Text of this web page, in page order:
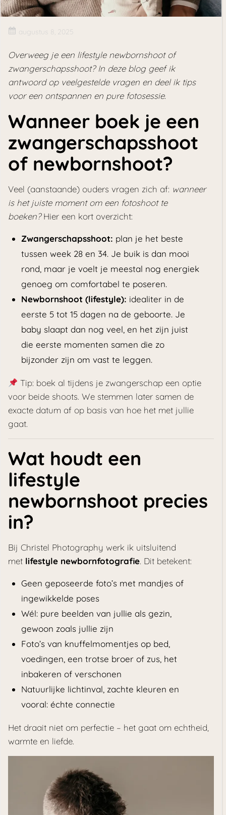
augustus 8, 2025
Overweeg je een lifestyle newbornshoot of
zwangerschapsshoot? In deze blog geef ik
antwoord op veelgestelde vragen en deel ik tips
voor een ontspannen en pure fotosessie.
Wanneer boek je een
zwangerschapsshoot
of newbornshoot?
Veel (aanstaande) ouders vragen zich af: wanneer
is het juiste moment om een fotoshoot te
boeken?Hier een kort overzicht:
Zwangerschapsshoot: plan je het beste
tussen week 28 en 34. Je buik is dan mooi
rond, maar je voelt je meestal nog energiek
genoeg om comfortabel te poseren.
Newbornshoot (lifestyle): idealiter in de
eerste 5 tot 15 dagen na de geboorte. Je
baby slaapt dan nog veel, en het zijn juist
die eerste momenten samen die zo
bijzonder zijn om vast te leggen.
Tip: boek al tijdens je zwangerschap een optie
voor beide shoots. We stemmen later samen de
exacte datum af op basis van hoe het met jullie
gaat.
Wat houdt een
lifestyle
newbornshoot precies
in?
Bij Christel Photography werk ik uitsluitend
met lifestyle newbornfotografie. Dit betekent:
Geen geposeerde foto’s met mandjes of
ingewikkelde poses
Wél: pure beelden van jullie als gezin,
gewoon zoals jullie zijn
Foto’s van knuffelmomentjes op bed,
voedingen, een trotse broer of zus, het
inbakeren of verschonen
Natuurlijke lichtinval, zachte kleuren en
vooral: échte connectie
Het draait niet om perfectie – het gaat om echtheid,
warmte en liefde.